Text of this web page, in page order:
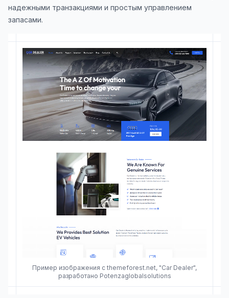
Пример изображения с themeforest.net, "Car Dealer",
разработано Potenzaglobalsolutions
надежными транзакциями и простым управлением
запасами.